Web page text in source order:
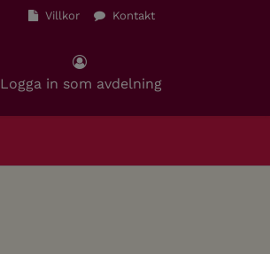
Villkor Kontakt
Logga in som avdelning